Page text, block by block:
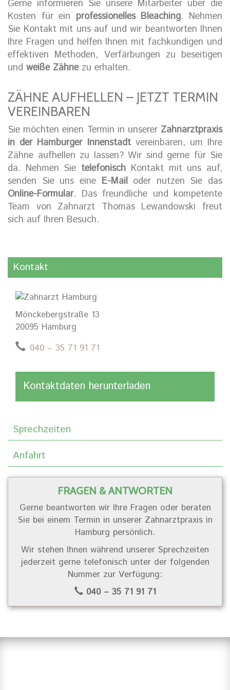
Gerne informieren Sie unsere Mitarbeiter über die
Kosten für ein professionelles Bleaching. Nehmen
Sie Kontakt mit uns auf und wir beantworten Ihnen
Ihre Fragen und helfen Ihnen mit fachkundigen und
effektiven Methoden, Verfärbungen zu beseitigen
und weiße Zähnezu erhalten.
ZÄHNE AUFHELLEN – JETZT TERMIN
VEREINBAREN
Sie möchten einen Termin in unserer Zahnarztpraxis
in der Hamburger Innenstadtvereinbaren, um Ihre
Zähne aufhellen zu lassen? Wir sind gerne für Sie
da. Nehmen Sie telefonisch Kontakt mit uns auf,
senden Sie uns eine E-Mailoder nutzen Sie das
Online-Formular. Das freundliche und kompetente
Team von Zahnarzt Thomas Lewandowski freut
sich auf Ihren Besuch.
Kontakt
Mönckebergstraße 13
20095 Hamburg
040 – 35 71 91 71
Kontaktdaten herunterladen
Sprechzeiten
Anfahrt
FRAGEN & ANTWORTEN
Gerne beantworten wir Ihre Fragen oder beraten
Sie bei einem Termin in unserer Zahnarztpraxis in
Hamburg persönlich.
Wir stehen Ihnen während unserer Sprechzeiten
jederzeit gerne telefonisch unter der folgenden
Nummer zur Verfügung:
040 – 35 71 91 71